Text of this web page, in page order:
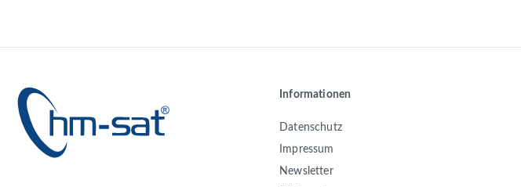
Informationen
Datenschutz
Impressum
Newsletter